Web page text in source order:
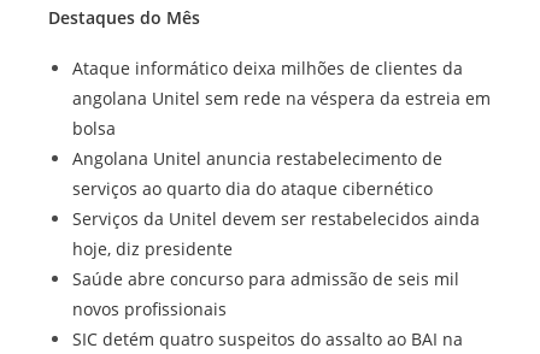
Destaques do Mês
Ataque informático deixa milhões de clientes da
angolana Unitel sem rede na véspera da estreia em
bolsa
Angolana Unitel anuncia restabelecimento de
serviços ao quarto dia do ataque cibernético
Serviços da Unitel devem ser restabelecidos ainda
hoje, diz presidente
Saúde abre concurso para admissão de seis mil
novos profissionais
SIC detém quatro suspeitos do assalto ao BAI na